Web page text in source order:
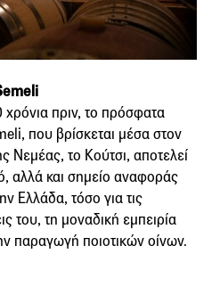
χρόνια πριν, το πρόσφατα
που βρίσκεται μέσα στον
Νεμέας, το Κούτσι, αποτελεί
αλλά και σημείο αναφοράς
Ελλάδα, τόσο για τις
του, τη μοναδική εμπειρία
παραγωγή ποιοτικών οίνων.